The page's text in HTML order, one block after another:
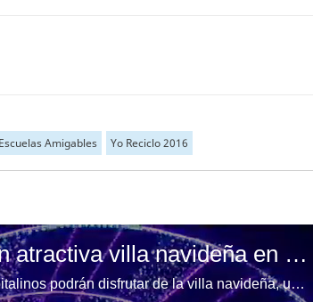
Escuelas Amigables Yo Reciclo 2016
Tegucigalpa: Inauguran atractiva villa navideña en la Villa Olímpica
Desde este domingo cientos de capitalinos podrán disfrutar de la villa navideña, ubicada en la Villa Olímpica de la capital de Honduras.